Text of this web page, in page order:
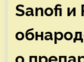
Sanofi и